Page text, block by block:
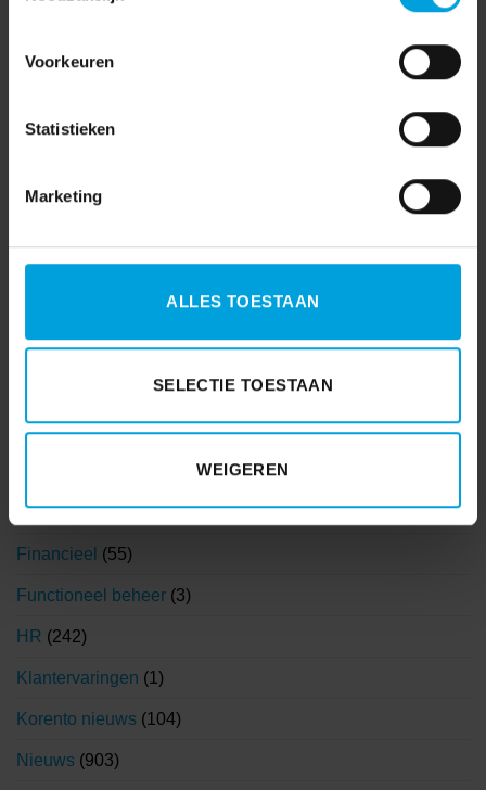
Voorkeuren
Statistieken
Marketing
ALLES TOESTAAN
SELECTIE TOESTAAN
WEIGEREN
AVG(15)
Coronavirus(71)
Financieel (55)
Functioneel beheer (3)
HR (242)
Klantervaringen (1)
Korento nieuws (104)
Nieuws (903)